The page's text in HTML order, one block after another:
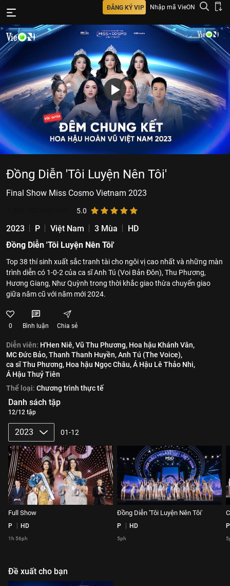
ĐĂNG KÝ VIP Nhập mã VieON
Đồng Diễn 'Tôi Luyện Nên Tôi'
Final Show Miss Cosmo Vietnam 2023
5.0
2023 P Việt Nam 3 Mùa
HD
Đồng Diễn 'Tôi Luyện Nên Tôi'
Top 38 thí sinh xuất sắc tranh tài cho ngôi vị cao nhất và những màn
trình diễn có 1-0-2 của ca sĩ Anh Tú (Voi Bản Đôn), Thu Phương,
Hương Giang, Như Quỳnh trong thời khắc giao thừa chuyển giao
giữa năm cũ với năm mới 2024.
0 Bình luận Chia sẻ
Diễn viên: H'Hen Niê,Vũ Thu Phương, Hoa hậu Khánh Vân,
MC Đức Bảo,Thanh Thanh Huyền,Anh Tú (The Voice),
ca sĩ Thu Phương, Hoa hậu Ngọc Châu,Á Hậu Lê Thảo Nhi,
Á Hậu Thuỷ Tiên
Thể loại: Chương trình thực tế
Danh sách tập
12/12 tập
2023 01-12
Full Show
P HD
1h 56ph
Đồng Diễn 'Tôi Luyện Nên Tôi'
P HD
5ph
P
Đề xuất cho bạn